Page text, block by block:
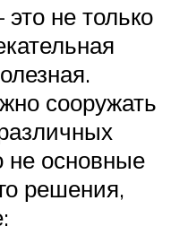
это не только
сооружать
не основные
решения,